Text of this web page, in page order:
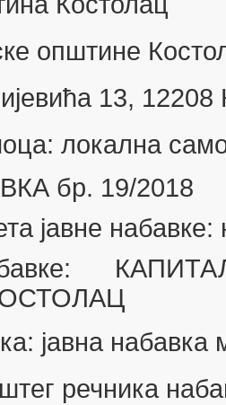
општине
13, 12208
локална
бр. 19/2018
јавне
јавна набавка
речника